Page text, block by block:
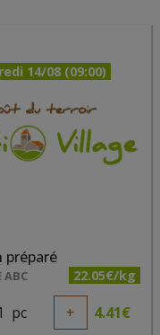
14/08 (09:00)
préparé
ABC 22.05€/kg
pc + 4.41€